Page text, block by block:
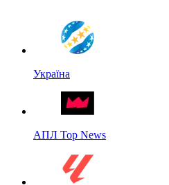
Україна
АПЛ Top News